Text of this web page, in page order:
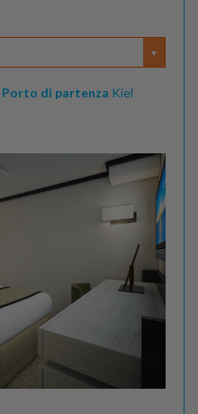
Porto di partenza Kiel